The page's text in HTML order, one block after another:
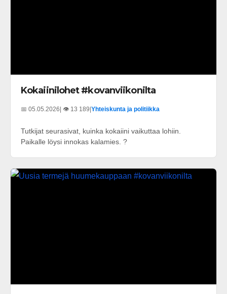
Kokaiinilohet #kovanviikonilta
📅 05.05.2026| 👁️ 13 189|Yhteiskunta ja politiikka
Tutkijat seurasivat, kuinka kokaiini vaikuttaa lohiin.
Paikalle löysi innokas kalamies. ?